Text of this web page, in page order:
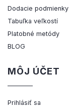
Dodacie podmienky
Tabuľka veľkostí
Platobné metódy
BLOG
MÔJ ÚČET
Prihlásiť sa